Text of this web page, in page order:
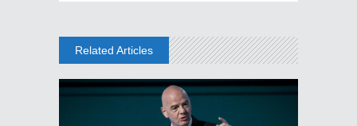
Related Articles